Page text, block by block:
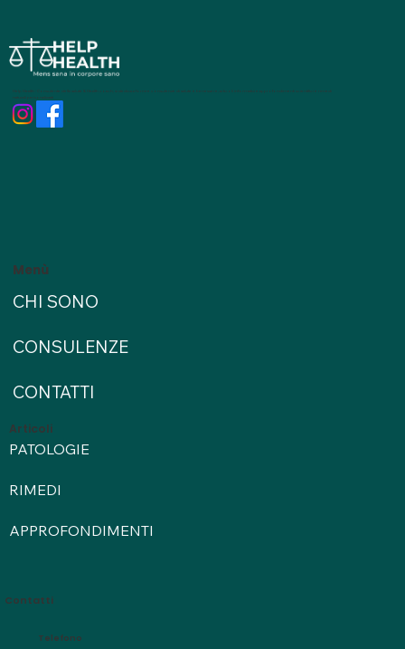
interazioni con farmaci e alimenti
Help Health - Consulente della salute & Health coach, si dedica a fornire consulenze di salute e benessere, articoli informativi e approfondimenti scientifici e rimedi
naturali personalizzati
Menù
CHI SONO
CONSULENZE
CONTATTI
Articoli
PATOLOGIE
RIMEDI
APPROFONDIMENTI
Contatti
Telefono